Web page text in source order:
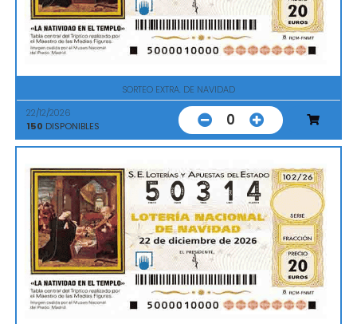
SORTEO EXTRA. DE NAVIDAD
22/12/2026
150 DISPONIBLES 0